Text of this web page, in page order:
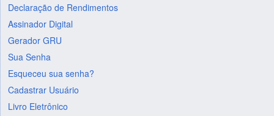
Declaração de Rendimentos
Assinador Digital
Gerador GRU
Sua Senha
Esqueceu sua senha?
Cadastrar Usuário
Livro Eletrônico